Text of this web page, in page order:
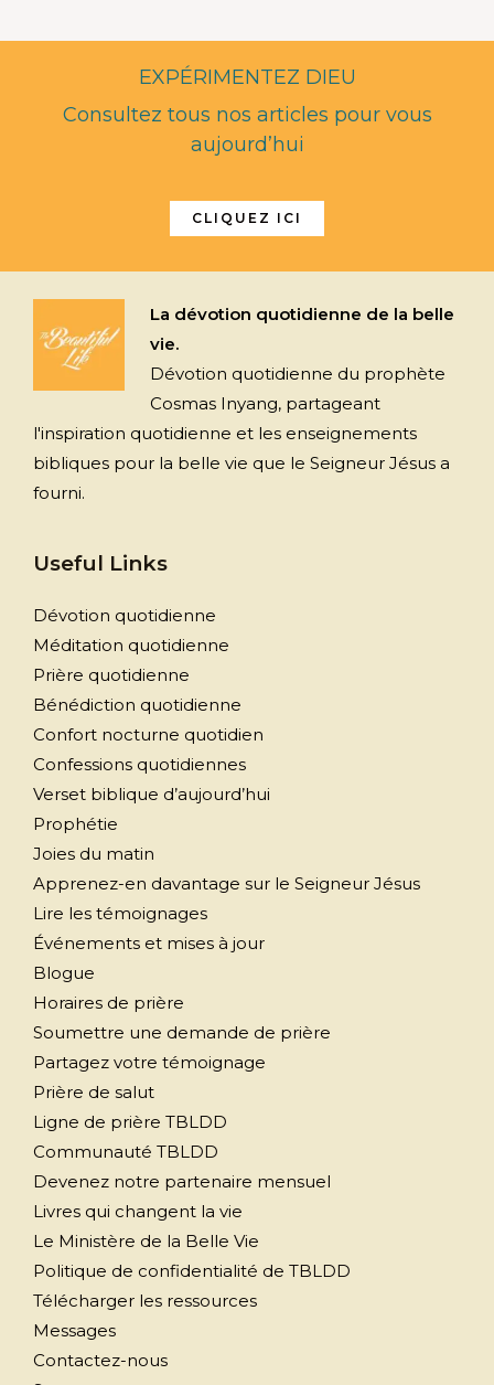
EXPÉRIMENTEZ DIEU
Consultez tous nos articles pour vous
aujourd’hui
CLIQUEZ ICI
La dévotion quotidienne de la belle
vie.
Dévotion quotidienne du prophète
Cosmas Inyang, partageant
l'inspiration quotidienne et les enseignements
bibliques pour la belle vie que le Seigneur Jésus a
fourni.
Useful Links
Dévotion quotidienne
Méditation quotidienne
Prière quotidienne
Bénédiction quotidienne
Confort nocturne quotidien
Confessions quotidiennes
Verset biblique d’aujourd’hui
Prophétie
Joies du matin
Apprenez-en davantage sur le Seigneur Jésus
Lire les témoignages
Événements et mises à jour
Blogue
Horaires de prière
Soumettre une demande de prière
Partagez votre témoignage
Prière de salut
Ligne de prière TBLDD
Communauté TBLDD
Devenez notre partenaire mensuel
Livres qui changent la vie
Le Ministère de la Belle Vie
Politique de confidentialité de TBLDD
Télécharger les ressources
Messages
Contactez-nous